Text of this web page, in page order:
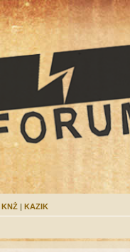
KNŻ | KAZIK